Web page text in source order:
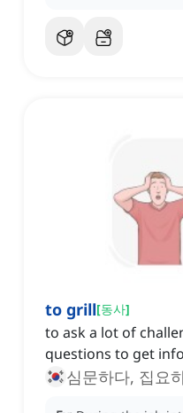
to grill[동사]
to ask a lot of
questions to get
심문하